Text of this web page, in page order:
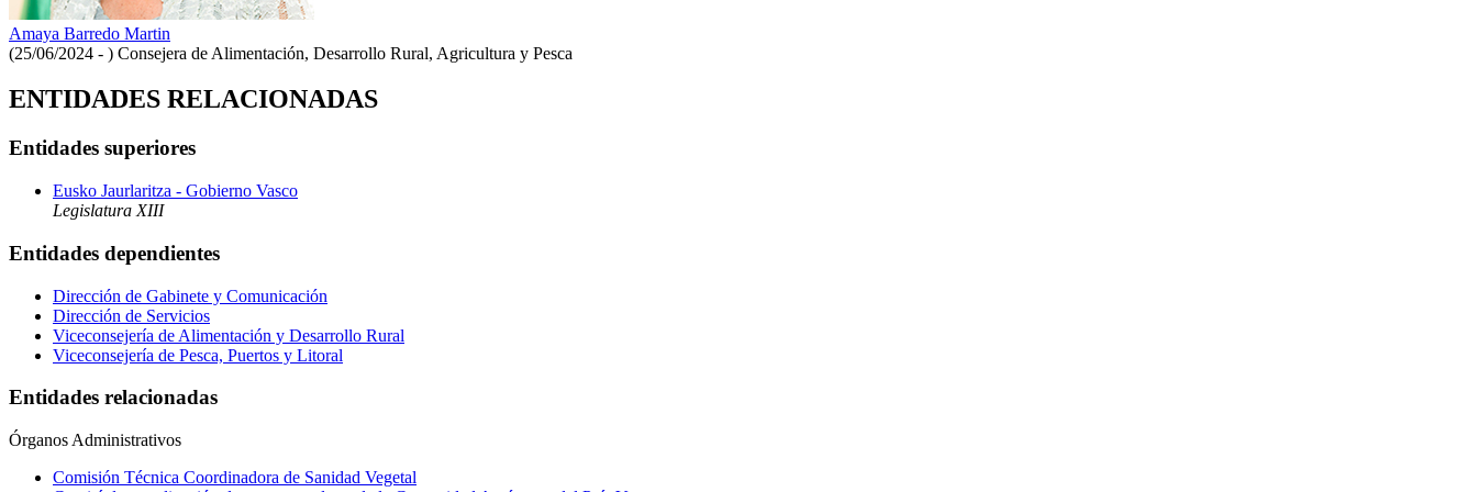
Amaya Barredo Martin
(25/06/2024 - ) Consejera de Alimentación, Desarrollo Rural, Agricultura y Pesca
ENTIDADES RELACIONADAS
Entidades superiores
Eusko Jaurlaritza - Gobierno Vasco
Legislatura XIII
Entidades dependientes
Dirección de Gabinete y Comunicación
Dirección de Servicios
Viceconsejería de Alimentación y Desarrollo Rural
Viceconsejería de Pesca, Puertos y Litoral
Entidades relacionadas
Órganos Administrativos
Comisión Técnica Coordinadora de Sanidad Vegetal